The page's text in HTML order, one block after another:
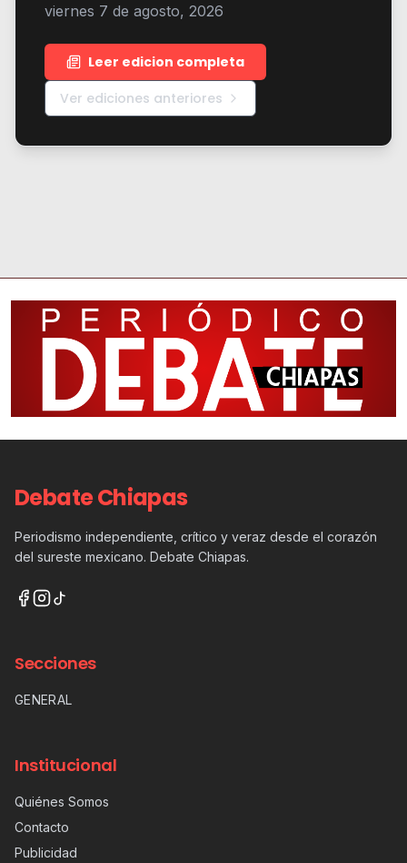
viernes 7 de agosto, 2026
Leer edicion completa
Ver ediciones anteriores
Debate Chiapas
Periodismo independiente, crítico y veraz desde el corazón
del sureste mexicano. Debate Chiapas.
Secciones
GENERAL
Institucional
Quiénes Somos
Contacto
Publicidad